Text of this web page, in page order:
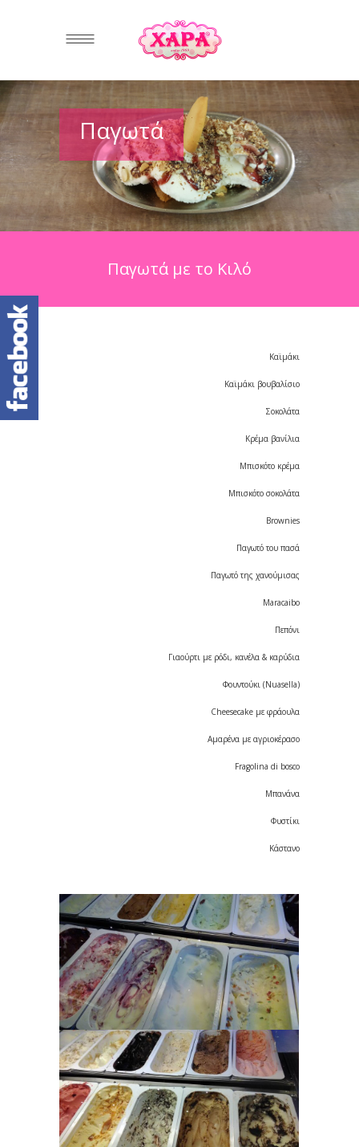
Παγωτά
Παγωτά με το Κιλό
Καϊμάκι
Καϊμάκι βουβαλίσιο
Σοκολάτα
Κρέμα βανίλια
Μπισκότο κρέμα
Μπισκότο σοκολάτα
Brownies
Παγωτό του πασά
Παγωτό της χανούμισας
Maracaibo
Πεπόνι
Γιαούρτι με ρόδι, κανέλα & καρύδια
Φουντούκι (Nuasella)
Cheesecake με φράουλα
Αμαρένα με αγριοκέρασο
Fragolina di bosco
Μπανάνα
Φυστίκι
Κάστανο